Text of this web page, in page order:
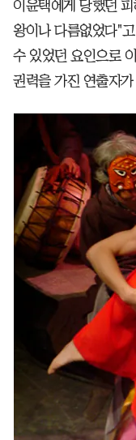
이윤택에게 당했던
왕이나 다름없었다"
수 있었던 요인으로
권력을 가진 연출자